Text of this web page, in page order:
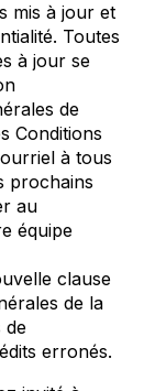
mis à jour et
Toutes
à jour se
de
Conditions
à tous
prochains
au
équipe
clause
de la
de
erronés.